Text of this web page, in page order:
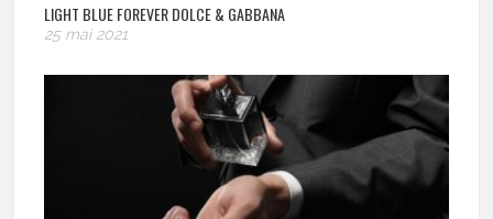
LIGHT BLUE FOREVER DOLCE & GABBANA
25 mai 2021